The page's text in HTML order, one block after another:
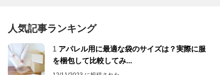
人気記事ランキング
1 アパレル用に最適な袋のサイズは？実際に服
を梱包して比較してみ...